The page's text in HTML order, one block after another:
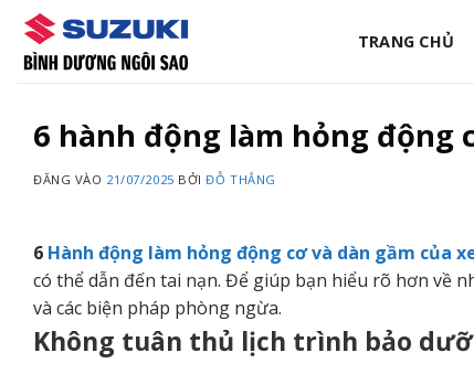
qua
nội
TRANG CHỦ
6 hành động làm hỏng động
ĐĂNG VÀO 21/07/2025 BỞIĐỖ THẮNG
6 Hành động làm hỏng động cơ và dàn gầm của
có thể dẫn đến tai nạn. Để giúp bạn hiểu rõ hơn về
và các biện pháp phòng ngừa.
Không tuân thủ lịch trình bảo